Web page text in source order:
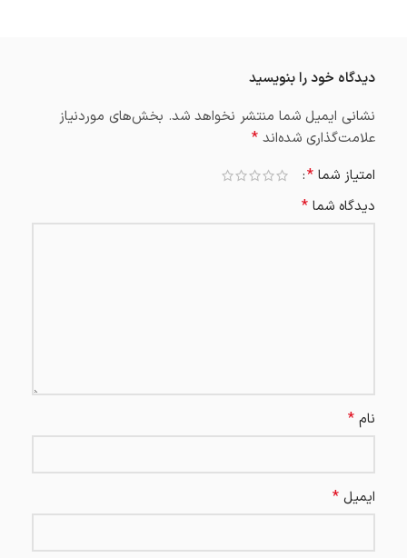
دیدگاه خود را بنویسید
نشانی ایمیل شما منتشر نخواهد شد. بخش‌های موردنیاز
علامت‌گذاری شده‌اند *
امتیاز شما *
دیدگاه شما *
نام *
ایمیل *